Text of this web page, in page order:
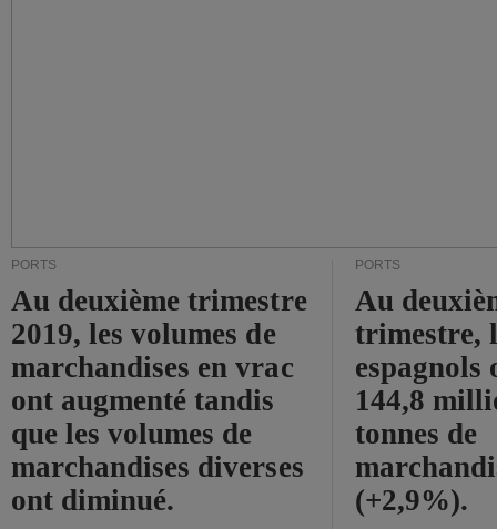
PORTS
Au deuxième trimestre
2019, les volumes de
marchandises en vrac
ont augmenté tandis
que les volumes de
marchandises diverses
ont diminué.
PORTS
Au
trimestre,
144,8
tonnes de
(+2,9%).